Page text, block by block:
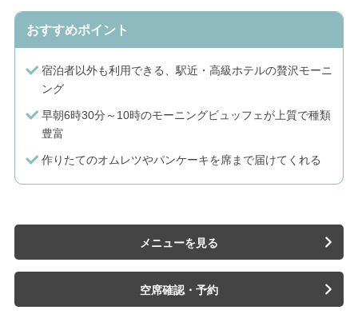
おすすめポイント
宿泊者以外も利用できる、駅近・高級ホテルの贅沢モーニ
ング
早朝6時30分～10時のモーニングビュッフェが上質で種類
豊富
作りたてのオムレツやパンケーキを席まで届けてくれる
メニューを見る
空席確認・予約